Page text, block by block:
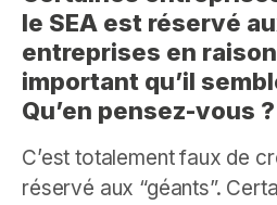
le SEA est réservé
entreprises en
important qu’il
Qu’en pensez-vous ?
C’est totalement faux de
réservé aux “géants”.